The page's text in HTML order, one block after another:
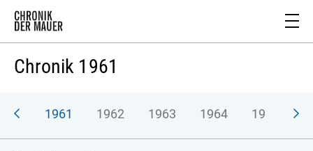
Chronik 1961
1961 1962 1963 1964 1965